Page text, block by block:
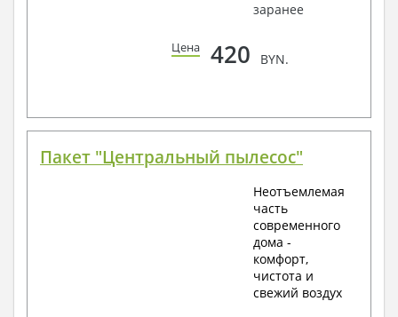
заранее
Цена 420 BYN.
Пакет "Центральный пылесос"
Неотъемлемая
часть
современного
дома -
комфорт,
чистота и
свежий воздух